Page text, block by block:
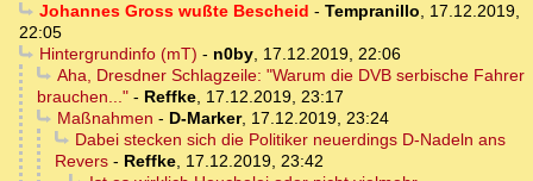
Johannes Gross wußte Bescheid - Tempranillo, 17.12.2019,
22:05
Hintergrundinfo (mT) - n0by, 17.12.2019, 22:06
Aha, Dresdner Schlagzeile: "Warum die DVB serbische Fahrer
brauchen..." - Reffke, 17.12.2019, 23:17
Maßnahmen - D-Marker, 17.12.2019, 23:24
Dabei stecken sich die Politiker neuerdings D-Nadeln ans
Revers - Reffke, 17.12.2019, 23:42